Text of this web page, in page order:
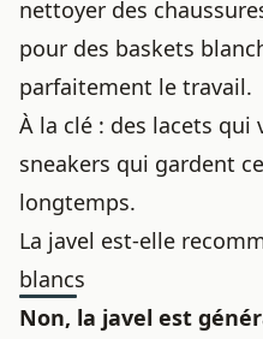
nettoyer des
pour des baskets
parfaitement le travail.
À la clé : des lacets
sneakers qui gardent
longtemps.
La javel est-elle
blancs
Non, la javel est